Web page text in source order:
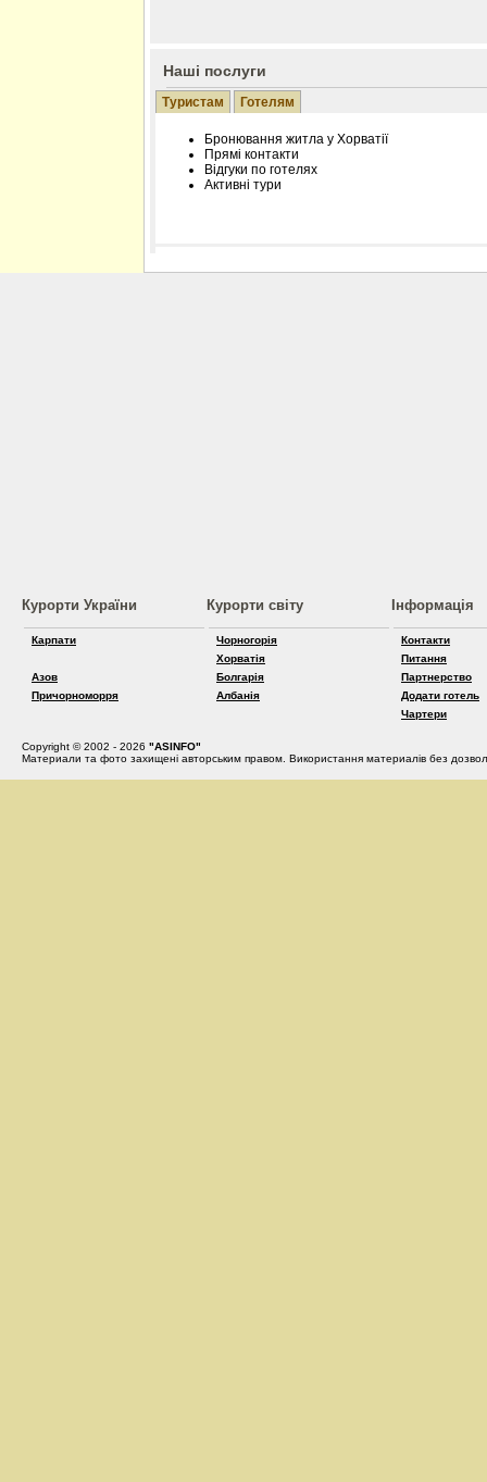
Наші послуги
Туристам Готелям
Бронювання житла у Хорватії
Прямі контакти
Відгуки по готелях
Активні тури
Розміщення інформації про готель на
Курорти України
Карпати
Азов
Причорноморря
Курорти світу
Чорногорія
Хорватія
Болгарія
Албанія
Інформація
Контакти
Питання
Партнерство
Додати готель
Чартери
Copyright © 2002 - 2026 "ASINFO"
Материали та фото захищені авторським правом. Використання материалів без